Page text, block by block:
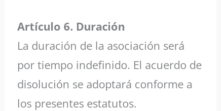
Artículo 6. Duración
La duración de la asociación será
por tiempo indefinido. El acuerdo de
disolución se adoptará conforme a
los presentes estatutos.